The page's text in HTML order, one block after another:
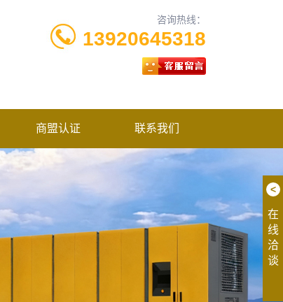
咨询热线：
13920645318
商盟认证 联系我们
<
在
线
洽
谈